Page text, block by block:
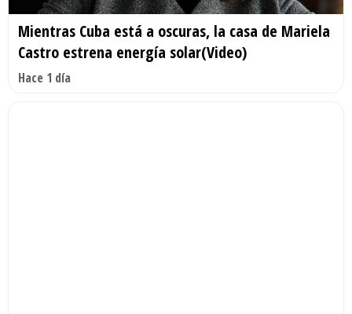
Mientras Cuba está a oscuras, la casa de Mariela
Castro estrena energía solar(Video)
Hace 1 día